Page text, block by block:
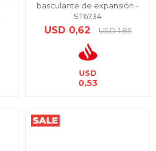
basculante de expansión -
ST6734
USD 0,62 USD 1,85
USD
0,53